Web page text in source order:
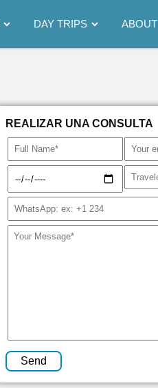
DAY TRIPS ABOUT
REALIZAR UNA CONSULTA